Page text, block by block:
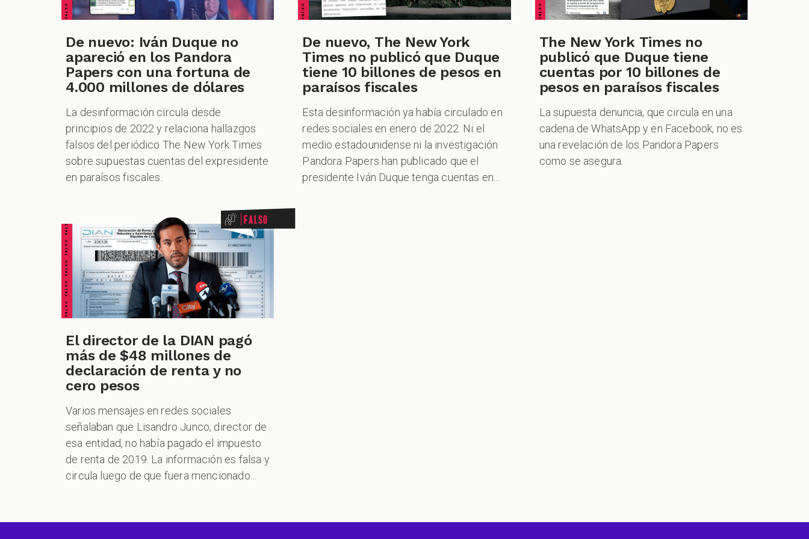
De nuevo: Iván Duque no
apareció en los Pandora
Papers con una fortuna de
4.000 millones de dólares
La desinformación circula desde
principios de 2022 y relaciona hallazgos
falsos del periódico The New York Times
sobre supuestas cuentas del expresidente
en paraísos fiscales.
De nuevo, The New York
Times no publicó que Duque
tiene 10 billones de pesos en
paraísos fiscales
Esta desinformación ya había circulado en
redes sociales en enero de 2022. Ni el
medio estadounidense ni la investigación
Pandora Papers han publicado que el
presidente Iván Duque tenga cuentas en...
The New York Times no
publicó que Duque tiene
cuentas por 10 billones de
pesos en paraísos fiscales
La supuesta denuncia, que circula en una
cadena de WhatsApp y en Facebook, no es
una revelación de los Pandora Papers
como se asegura.
FALSO FALSO FALSO FALSO FALSO FALSO FALSO Falso
El director de la DIAN pagó
más de $48 millones de
declaración de renta y no
cero pesos
Varios mensajes en redes sociales
señalaban que Lisandro Junco, director de
esa entidad, no había pagado el impuesto
de renta de 2019. La información es falsa y
circula luego de que fuera mencionado...